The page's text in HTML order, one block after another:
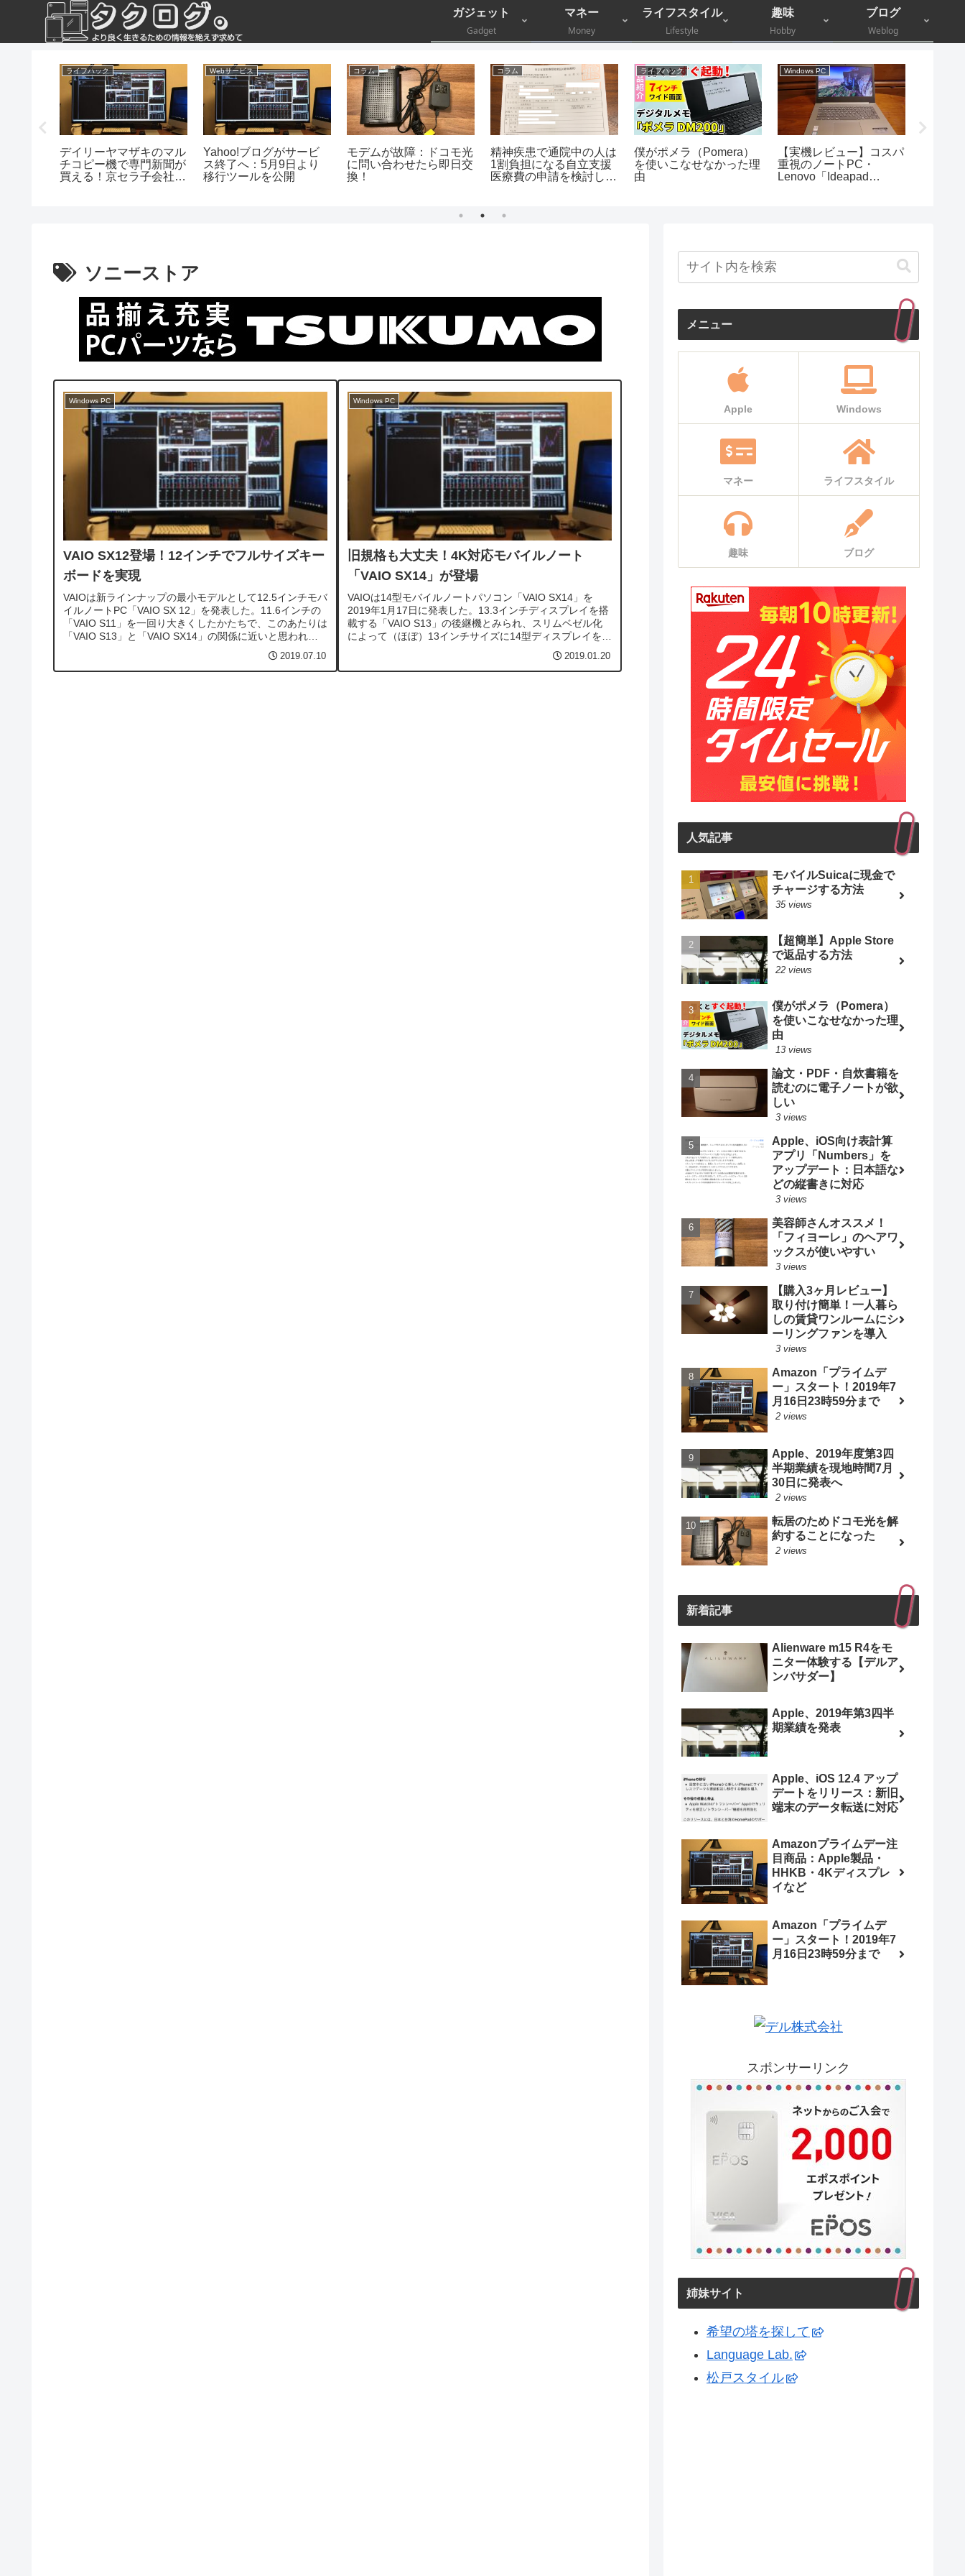
ガジェット
Gadget
マネー
Money
ライフスタイル
Lifestyle
趣味
Hobby
ブログ
Weblog
ライフハック
デイリーヤマザキのマル
チコピー機で専門新聞が
買える！京セラ子会社が
Webサービス
Yahoo!ブログがサービ
ス終了へ：5月9日より
移行ツールを公開
コラム
モデムが故障：ドコモ光
に問い合わせたら即日交
換！
コラム
精神疾患で通院中の人は
1割負担になる自立支援
医療費の申請を検討しよ
ライフハック
僕がポメラ（Pomera）
を使いこなせなかった理
由
Windows PC
【実機レビュー】コスパ
重視のノートPC・
Lenovo「Ideapad
ソニーストア
Windows PC
VAIO SX12登場！12インチでフルサイズキー
ボードを実現
VAIOは新ラインナップの最小モデルとして12.5インチモバ
イルノートPC「VAIO SX 12」を発表した。11.6インチの
「VAIO S11」を一回り大きくしたかたちで、このあたりは
「VAIO S13」と「VAIO SX14」の関係に近いと思われ
る。しかし「VAIO S11」があくまでもサブノー...
2019.07.10
Windows PC
旧規格も大丈夫！4K対応モバイルノート
「VAIO SX14」が登場
VAIOは14型モバイルノートパソコン「VAIO SX14」を
2019年1月17日に発表した。13.3インチディスプレイを搭
載する「VAIO S13」の後継機とみられ、スリムベゼル化
によって（ほぼ）13インチサイズに14型ディスプレイを搭
載している。スリムベゼルでコンパクト・軽量超スリムベ
2019.01.20
メニュー
Apple Windows
マネー ライフスタイル
趣味 ブログ
人気記事
モバイルSuicaに現金で
チャージする方法
35 views
【超簡単】Apple Store
で返品する方法
22 views
僕がポメラ（Pomera）
を使いこなせなかった理
由
13 views
論文・PDF・自炊書籍を
読むのに電子ノートが欲
しい
3 views
Apple、iOS向け表計算
アプリ「Numbers」を
アップデート：日本語な
どの縦書きに対応
3 views
美容師さんオススメ！
「フィヨーレ」のヘアワ
ックスが使いやすい
3 views
【購入3ヶ月レビュー】
取り付け簡単！一人暮ら
しの賃貸ワンルームにシ
ーリングファンを導入
3 views
Amazon「プライムデ
ー」スタート！2019年7
月16日23時59分まで
2 views
Apple、2019年度第3四
半期業績を現地時間7月
30日に発表へ
2 views
転居のためドコモ光を解
約することになった
2 views
新着記事
Alienware m15 R4をモ
ニター体験する【デルア
ンバサダー】
Apple、2019年第3四半
期業績を発表
Apple、iOS 12.4 アップ
デートをリリース：新旧
端末のデータ転送に対応
Amazonプライムデー注
目商品：Apple製品・
HHKB・4Kディスプレ
イなど
Amazon「プライムデ
ー」スタート！2019年7
月16日23時59分まで
スポンサーリンク
姉妹サイト
希望の塔を探して
Language Lab.
松戸スタイル